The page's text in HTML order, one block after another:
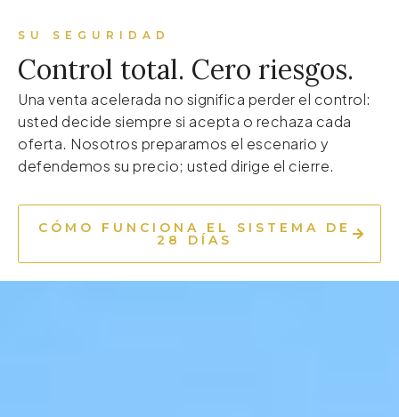
SU SEGURIDAD
Control total. Cero riesgos.
Una venta acelerada no significa perder el control:
usted decide siempre si acepta o rechaza cada
oferta. Nosotros preparamos el escenario y
defendemos su precio; usted dirige el cierre.
CÓMO FUNCIONA EL SISTEMA DE
28 DÍAS